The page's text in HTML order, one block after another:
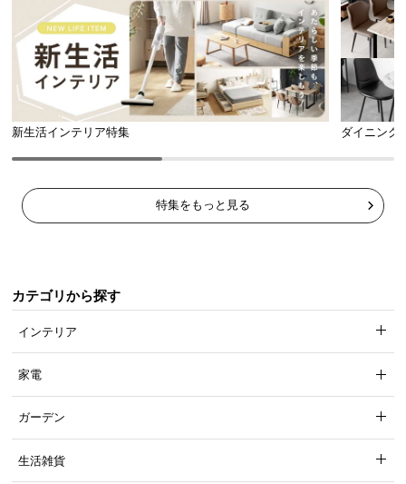
新生活インテリア特集 ダイニング
特集をもっと見る
カテゴリから探す
インテリア
家電
ガーデン
生活雑貨